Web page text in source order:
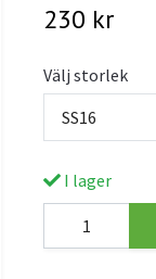
230 kr
Välj storlek
SS16
I lager